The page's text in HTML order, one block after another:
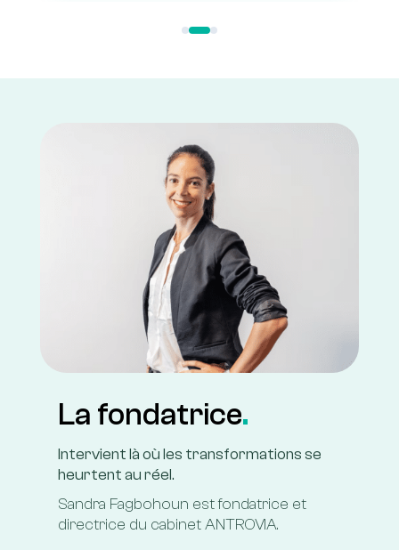
La fondatrice.
Intervient là où les transformations se
heurtent au réel.
Sandra Fagbohoun est fondatrice et
directrice du cabinet ANTROVIA.